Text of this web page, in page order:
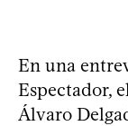
En una
Espectador,
Álvaro